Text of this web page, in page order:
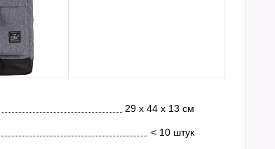
29 х 44 х 13 см
< 10 штук